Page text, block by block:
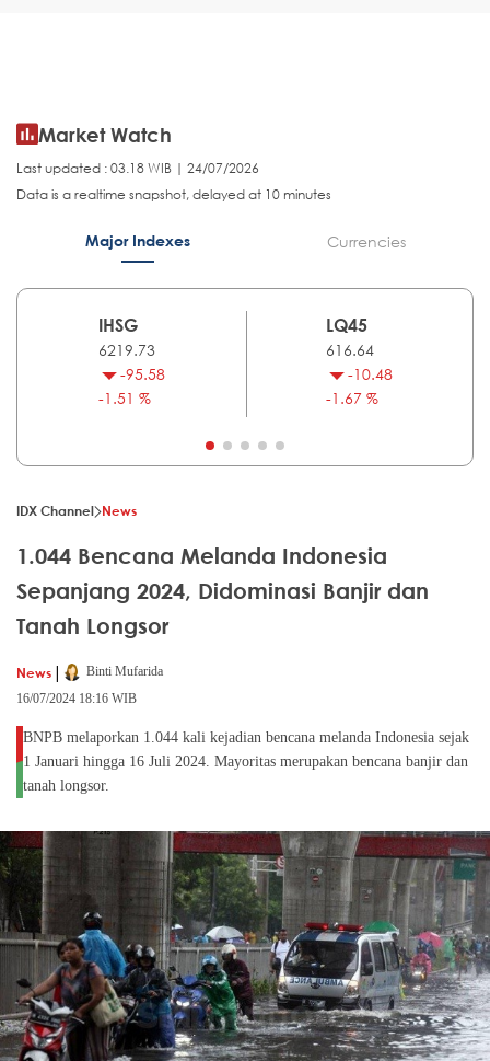
Market Watch
Last updated : 03.18 WIB | 24/07/2026
Data is a realtime snapshot, delayed at 10 minutes
Major Indexes Currencies
IHSG
6219.73
-95.58
-1.51 %
LQ45
616.64
-10.48
-1.67 %
IDX Channel News
1.044 Bencana Melanda Indonesia
Sepanjang 2024, Didominasi Banjir dan
Tanah Longsor
News |
Binti Mufarida
16/07/2024 18:16 WIB
BNPB melaporkan 1.044 kali kejadian bencana melanda Indonesia sejak
1 Januari hingga 16 Juli 2024. Mayoritas merupakan bencana banjir dan
tanah longsor.